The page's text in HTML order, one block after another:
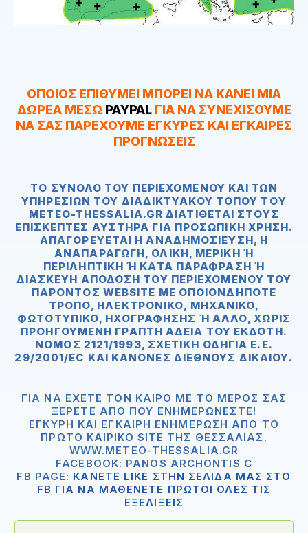
ΟΠΟΙΟΣ ΕΠΙΘΥΜΕΙ ΜΠΟΡΕΙ ΝΑ ΚΑΝΕΙ ΜΙΑ
ΔΩΡΕΑ ΜΕΣΩ PAYPAL ΓΙΑ ΝΑ ΣΥΝΕΧΙΣΟΥΜΕ
ΝΑ ΣΑΣ ΠΑΡΕΧΟΥΜΕ ΕΓΚΥΡΕΣ ΚΑΙ ΕΓΚΑΙΡΕΣ
ΠΡΟΓΝΩΣΕΙΣ
ΤΟ ΣΎΝΟΛΟ ΤΟΥ ΠΕΡΙΕΧΟΜΈΝΟΥ ΚΑΙ ΤΩΝ
ΥΠΗΡΕΣΙΏΝ ΤΟΥ ΔΙΑΔΙΚΤΥΑΚΟΎ ΤΌΠΟΥ ΤOΥ
METEO-THESSALIA.GR ΔΙΑΤΊΘΕΤΑΙ ΣΤΟΥΣ
ΕΠΙΣΚΈΠΤΕΣ ΑΥΣΤΗΡΆ ΓΙΑ ΠΡΟΣΩΠΙΚΉ ΧΡΉΣΗ.
ΑΠΑΓΟΡΕΥΕΤΑΙ Η ΑΝΑΔΗΜΟΣΊΕΥΣΗ, Η
ΑΝΑΠΑΡΑΓΩΓΉ, ΟΛΙΚΉ, ΜΕΡΙΚΉ Ή Π
ΕΡΙΛΗΠΤΙΚΉ Ή ΚΑΤΆ ΠΑΡΆΦΡΑΣΗ Ή ΔΙΑ
ΣΚΕΥΉ ΑΠΌΔΟΣΗ ΤΟΥ ΠΕΡΙΕΧΟΜΈΝΟΥ ΤΟΥ ΠΑΡ
ΌΝΤΟΣ WEBSITE ΜΕ ΟΠΟΙΟΝΔΉΠΟΤΕ ΤΡΌ
ΠΟ, ΗΛΕΚΤΡΟΝΙΚΌ, ΜΗΧΑΝΙΚΌ, ΦΩΤ
ΟΤΥΠΙΚΌ, ΗΧΟΓΡΆΦΗΣΗΣ Ή ΆΛΛΟ, ΧΩΡΊΣ ΠΡΟΗ
ΓΟΎΜΕΝΗ ΓΡΑΠΤΉ ΆΔΕΙΑ ΤΟΥ ΕΚΔΌΤΗ. ΝΌΜΟ
Σ 2121/1993, ΣΧΕΤΙΚΉ ΟΔΗΓΊΑ Ε.Ε. 29/2
001/EC ΚΑΙ ΚΑΝΌΝΕΣ ΔΙΕΘΝΟΎΣ ΔΙΚΑΊΟΥ.
ΓΙΑ ΝΑ ΈΧΕΤΕ ΤΟΝ ΚΑΙΡΌ ΜΕ ΤΟ ΜΈΡΟΣ ΣΑΣ
ΞΈΡΕΤΕ ΑΠΟ ΠΟΥ ΕΝΗΜΕΡΏΝΕΣΤΕ!
ΈΓΚΥΡΗ ΚΑΙ ΈΓΚΑΙΡΗ ΕΝΗΜΈΡΩΣΗ ΑΠΟ ΤΟ
ΠΡΏΤΟ ΚΑΙΡΙΚΌ SITE ΤΗΣ ΘΕΣΣΑΛΊΑΣ.
WWW.METEO-THESSALIA.GR
FACEBOOK: PANOS ARCHONTIS C
FB PAGE: ΚΑΝΕΤΕ LIKE ΣΤΗΝ ΣΕΛΙΔΑ ΜΑΣ ΣΤΟ
FB ΓΙΑ ΝΑ ΜΑΘΕΝΕΤΕ ΠΡΩΤΟΙ ΟΛΕΣ ΤΙΣ
ΕΞΕΛΙΞΕΙΣ